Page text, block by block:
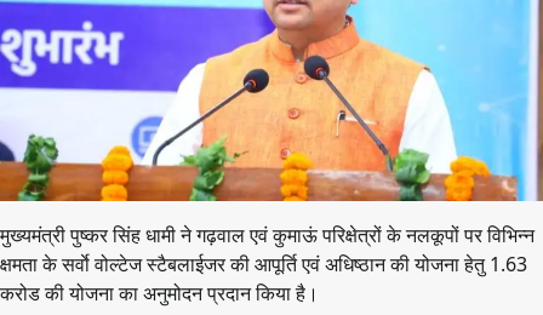
मुख्यमंत्री पुष्कर सिंह धामी ने गढ़वाल एवं कुमाऊं परिक्षेत्रों के नलकूपों पर विभिन्न
क्षमता के सर्वाे वोल्टेज स्टैबलाईजर की आपूर्ति एवं अधिष्ठान की योजना हेतु 1.63
करोड की योजना का अनुमोदन प्रदान किया है।